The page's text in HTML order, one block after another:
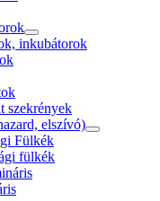
inkubátorok
szekrények
elszívó)
Fülkék
fülkék